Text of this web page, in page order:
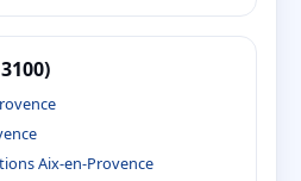
Aix-en-Provence